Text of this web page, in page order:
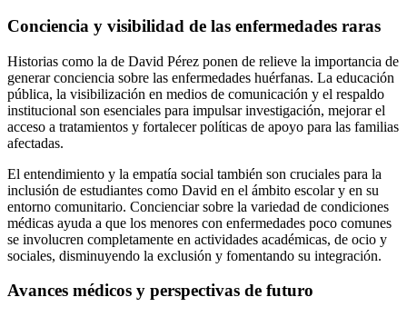
Conciencia y visibilidad de las enfermedades raras
Historias como la de David Pérez ponen de relieve la importancia de
generar conciencia sobre las enfermedades huérfanas. La educación
pública, la visibilización en medios de comunicación y el respaldo
institucional son esenciales para impulsar investigación, mejorar el
acceso a tratamientos y fortalecer políticas de apoyo para las familias
afectadas.
El entendimiento y la empatía social también son cruciales para la
inclusión de estudiantes como David en el ámbito escolar y en su
entorno comunitario. Concienciar sobre la variedad de condiciones
médicas ayuda a que los menores con enfermedades poco comunes
se involucren completamente en actividades académicas, de ocio y
sociales, disminuyendo la exclusión y fomentando su integración.
Avances médicos y perspectivas de futuro